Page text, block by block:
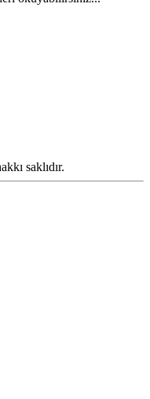
saklıdır.